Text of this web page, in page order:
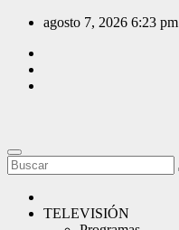
Saltar
contenido
agosto 7, 2026 6:23 pm
TELEVISIÓN